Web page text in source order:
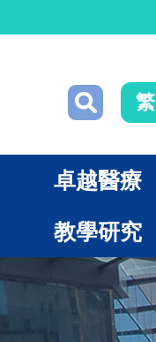
繁
卓越醫療
教學研究